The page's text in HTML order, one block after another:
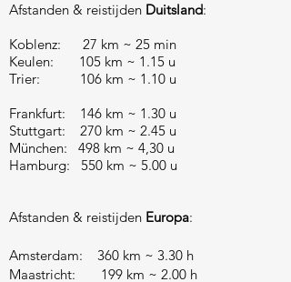
Afstanden & reistijden Duitsland:
Koblenz: 27 km ~ 25 min
Keulen: 105 km ~ 1.15 u
Trier: 106 km ~ 1.10 u
Frankfurt: 146 km ~ 1.30 u
Stuttgart: 270 km ~ 2.45 u
München: 498 km ~ 4,30 u
Hamburg: 550 km ~ 5.00 u
Afstanden & reistijden Europa:
Amsterdam: 360 km ~ 3.30 h
Maastricht: 199 km ~ 2.00 h